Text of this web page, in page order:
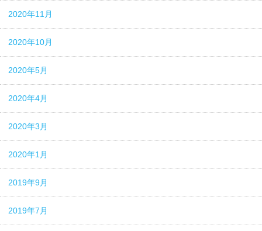
2020年11月
2020年10月
2020年5月
2020年4月
2020年3月
2020年1月
2019年9月
2019年7月